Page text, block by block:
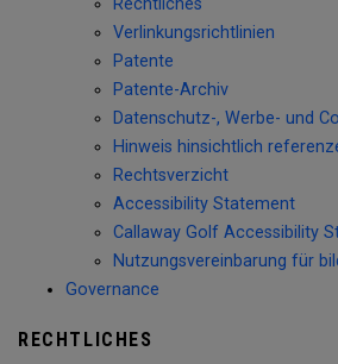
Rechtliches
Verlinkungsrichtlinien
Patente
Patente-Archiv
Datenschutz-, Werbe- und
Hinweis hinsichtlich
Rechtsverzicht
Accessibility Statement
Callaway Golf Accessibility
Nutzungsvereinbarung für
Governance
RECHTLICHES